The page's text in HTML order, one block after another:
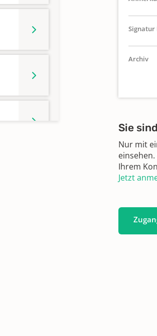
Signatur
Archiv
Sie
Nur mit
Ihrem
Jetzt